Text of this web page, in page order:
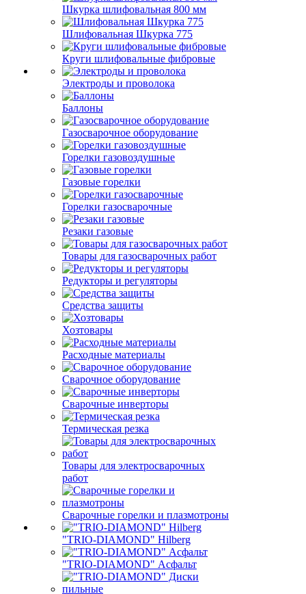
Шкурка шлифовальная 800 мм
Шлифовальная Шкурка 775
Круги шлифовальные фибровые
Электроды и проволока
Баллоны
Газосварочное оборудование
Горелки газовоздушные
Газовые горелки
Горелки газосварочные
Резаки газовые
Товары для газосварочных работ
Редукторы и регуляторы
Средства защиты
Хозтовары
Расходные материалы
Сварочное оборудование
Сварочные инверторы
Термическая резка
Товары для электросварочных
работ
Сварочные горелки и плазмотроны
"TRIO-DIAMOND" Hilberg
"TRIO-DIAMOND" Асфальт